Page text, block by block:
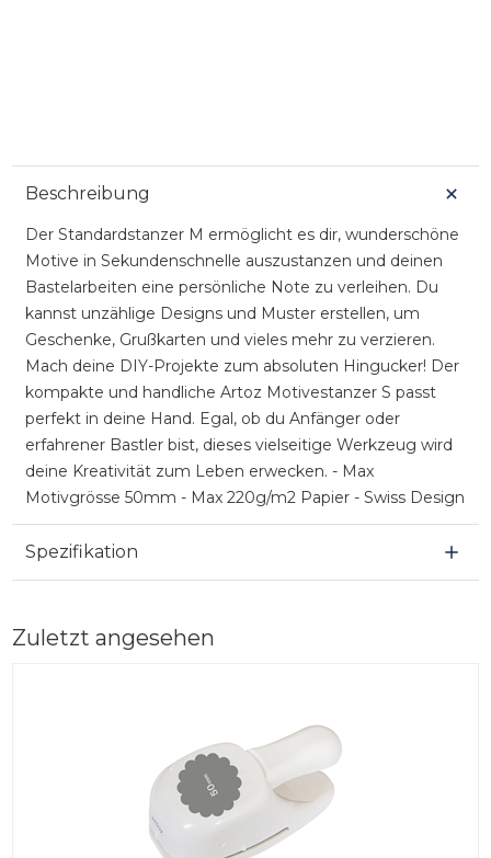
Beschreibung
Der Standardstanzer M ermöglicht es dir, wunderschöne
Motive in Sekundenschnelle auszustanzen und deinen
Bastelarbeiten eine persönliche Note zu verleihen. Du
kannst unzählige Designs und Muster erstellen, um
Geschenke, Grußkarten und vieles mehr zu verzieren.
Mach deine DIY-Projekte zum absoluten Hingucker! Der
kompakte und handliche Artoz Motivestanzer S passt
perfekt in deine Hand. Egal, ob du Anfänger oder
erfahrener Bastler bist, dieses vielseitige Werkzeug wird
deine Kreativität zum Leben erwecken. - Max
Motivgrösse 50mm - Max 220g/m2 Papier - Swiss Design
Spezifikation
Zuletzt angesehen